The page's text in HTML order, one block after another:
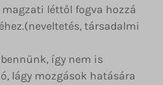
léttől fogva hozzá
társadalmi
így nem is
lágy mozgások hatására